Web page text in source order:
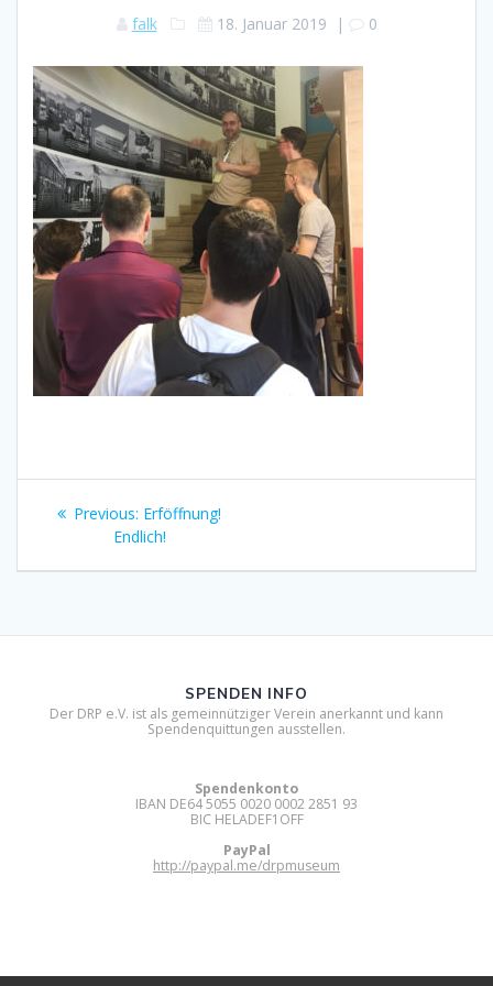
falk 18. Januar 2019 | 0
Beitragsnavigation
Previous: Previous
post:
Erföffnung!
Endlich!
SPENDEN INFO
Der DRP e.V. ist als gemeinnütziger Verein anerkannt und kann
Spendenquittungen ausstellen.
Spendenkonto
IBAN DE64 5055 0020 0002 2851 93
BIC HELADEF1OFF
PayPal
http://paypal.me/drpmuseum